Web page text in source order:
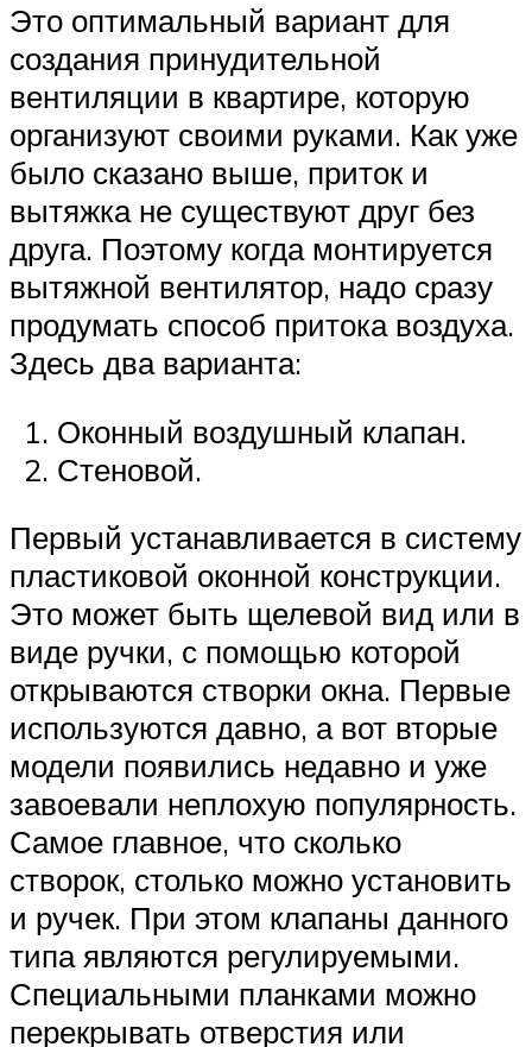
Это оптимальный вариант для
создания принудительной
вентиляции в квартире, которую
организуют своими руками. Как уже
было сказано выше, приток и
вытяжка не существуют друг без
друга. Поэтому когда монтируется
вытяжной вентилятор, надо сразу
продумать способ притока воздуха.
Здесь два варианта:
Оконный воздушный клапан.
Стеновой.
Первый устанавливается в систему
пластиковой оконной конструкции.
Это может быть щелевой вид или в
виде ручки, с помощью которой
открываются створки окна. Первые
используются давно, а вот вторые
модели появились недавно и уже
завоевали неплохую популярность.
Самое главное, что сколько
створок, столько можно установить
и ручек. При этом клапаны данного
типа являются регулируемыми.
Специальными планками можно
перекрывать отверстия или